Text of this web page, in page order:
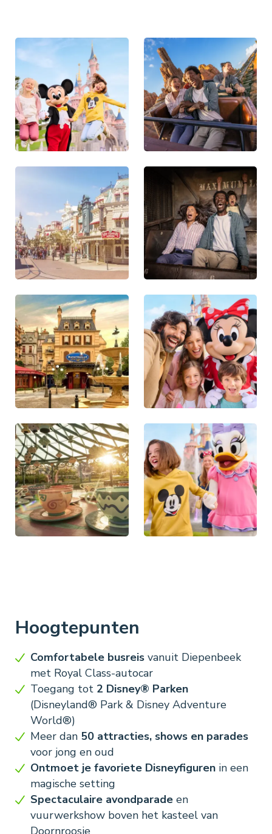
Hoogtepunten
Comfortabele busreis vanuit Diepenbeek
met Royal Class-autocar
Toegang tot 2 Disney® Parken
(Disneyland® Park & Disney Adventure
World®)
Meer dan 50 attracties, shows en parades
voor jong en oud
Ontmoet je favoriete Disneyfiguren in een
magische setting
Spectaculaire avondparade en
vuurwerkshow boven het kasteel van
Doornroosje